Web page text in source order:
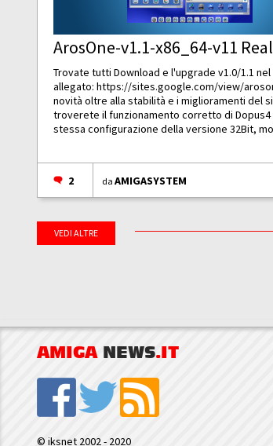
ArosOne-v1.1-x86_64-v11
Trovate tutti Download e l'upgrade v1.0/1.1 nel
allegato:https://sites.google.com/view/
novità oltre alla stabilità e i miglioramenti del
troverete il funzionamento corretto di Dopus4
stessa configurazione della versione 32Bit,
2 daAMIGASYSTEM
VEDI ALTRE
AMIGA NEWS.IT
© iksnet 2002 - 2020